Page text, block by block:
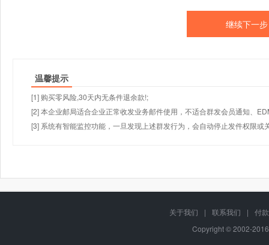
温馨提示
[1] 购买零风险,30天内无条件退余款!;
[2] 本企业邮局适合企业正常收发业务邮件使用，不适合群发会员通知、
[3] 系统有智能监控功能，一旦发现上述群发行为，会自动停止发件权限或
关于我们 | 联系我们 |
付
Copyright © 2002-